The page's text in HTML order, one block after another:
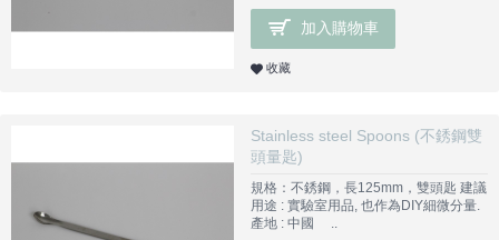
加入購物車
收藏
Stainless steel Spoons (不銹鋼雙
頭量匙)
規格：不銹鋼，長125mm，雙頭匙 建議
用途 : 實驗室用品, 也作為DIY細微分量.
產地 : 中國 ..